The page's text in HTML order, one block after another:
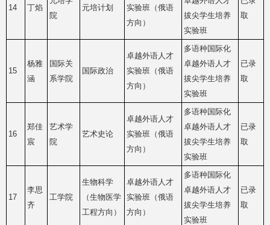
14 丁焰
院
元培计划
实验班（俄语
方向）
拔尖学生培养
实验班
取
15
杨雅
涵
国际关
系学院
国际政治
卓越外语人才
实验班（俄语
方向）
多语种国际化
卓越外语人才
拔尖学生培养
实验班
已录
取
16
郑佳
宸
艺术学
院
艺术史论
卓越外语人才
实验班（俄语
方向）
多语种国际化
卓越外语人才
拔尖学生培养
实验班
已录
取
17
李思
齐
工学院
生物科学
（生物医学
工程方向）
卓越外语人才
实验班（俄语
方向）
多语种国际化
卓越外语人才
拔尖学生培养
实验班
已录
取